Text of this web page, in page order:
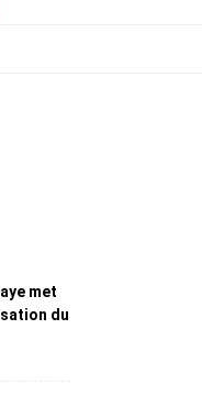
met
du